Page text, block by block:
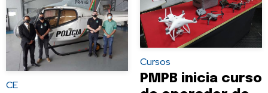
CE
Cursos
PMPB inicia curso